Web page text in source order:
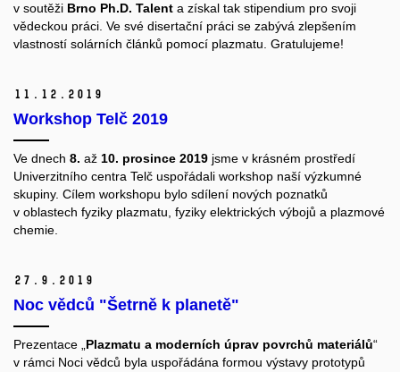
v soutěži Brno Ph.D. Talent a získal tak stipendium pro svoji
vědeckou práci. Ve své disertační práci se zabývá zlepšením
vlastností solárních článků pomocí plazmatu. Gratulujeme!
11. 12. 2019
Workshop Telč 2019
Ve dnech 8. až 10. prosince 2019 jsme v krásném prostředí
Univerzitního centra Telč uspořádali workshop naší výzkumné
skupiny. Cílem workshopu bylo sdílení nových poznatků
v oblastech fyziky plazmatu, fyziky elektrických výbojů a plazmové
chemie.
27. 9. 2019
Noc vědců "Šetrně k planetě"
Prezentace „Plazmatu a moderních úprav povrchů materiálů“
v rámci Noci vědců byla uspořádána formou výstavy prototypů